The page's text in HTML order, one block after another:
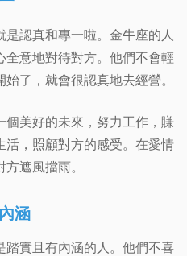
認真和專一啦。金牛座的人
意地對待對方。他們不會輕
了，就會很認真地去經營。
個美好的未來，努力工作，賺
，照顧對方的感受。在愛情
遮風擋雨。
涵
實且有內涵的人。他們不喜